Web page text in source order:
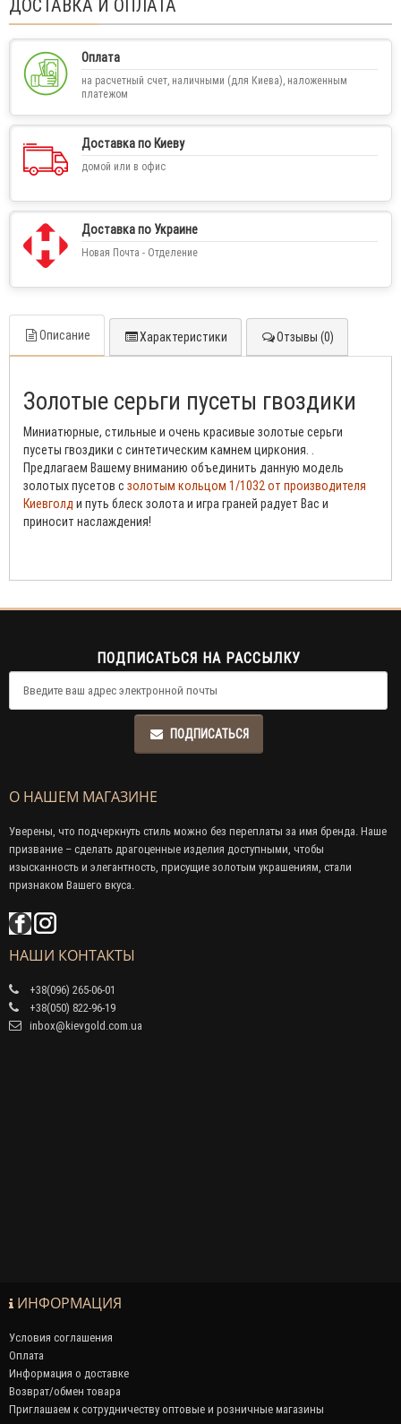
ДОСТАВКА И ОПЛАТА
Оплата
на расчетный счет, наличными (для Киева), наложенным
платежом
Доставка по Киеву
домой или в офис
Доставка по Украине
Новая Почта - Отделение
Описание Характеристики Отзывы (0)
Золотые серьги пусеты гвоздики
Миниатюрные, стильные и очень красивые золотые серьги
пусеты гвоздики с синтетическим камнем циркония. .
Предлагаем Вашему вниманию объединить данную модель
золотых пусетов с золотым кольцом 1/1032 от производителя
Киевголд и путь блеск золота и игра граней радует Вас и
приносит наслаждения!
ПОДПИСАТЬСЯ НА РАССЫЛКУ
ПОДПИСАТЬСЯ
О НАШЕМ МАГАЗИНЕ
Уверены, что подчеркнуть стиль можно без переплаты за имя бренда. Наше
призвание – сделать драгоценные изделия доступными, чтобы
изысканность и элегантность, присущие золотым украшениям, стали
признаком Вашего вкуса.
НАШИ КОНТАКТЫ
+38(096) 265-06-01
+38(050) 822-96-19
inbox@kievgold.com.ua
ИНФОРМАЦИЯ
Условия соглашения
Оплата
Информация о доставке
Возврат/обмен товара
Приглашаем к сотрудничеству оптовые и розничные магазины